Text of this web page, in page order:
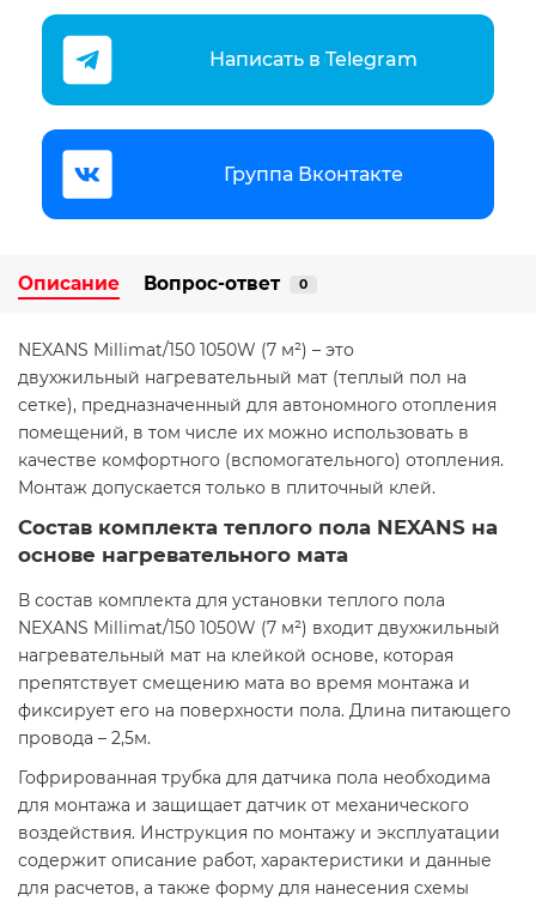
Написать в Telegram
Группа Вконтакте
Описание Вопрос-ответ 0
NEXANS Millimat/150 1050W (7 м²) – это
двухжильный нагревательный мат (теплый пол на
сетке), предназначенный для автономного отопления
помещений, в том числе их можно использовать в
качестве комфортного (вспомогательного) отопления.
Монтаж допускается только в плиточный клей.
Состав комплекта теплого пола NEXANS на
основе нагревательного мата
В состав комплекта для установки теплого пола
NEXANS Millimat/150 1050W (7 м²) входит двухжильный
нагревательный мат на клейкой основе, которая
препятствует смещению мата во время монтажа и
фиксирует его на поверхности пола. Длина питающего
провода – 2,5м.
Гофрированная трубка для датчика пола необходима
для монтажа и защищает датчик от механического
воздействия. Инструкция по монтажу и эксплуатации
содержит описание работ, характеристики и данные
для расчетов, а также форму для нанесения схемы